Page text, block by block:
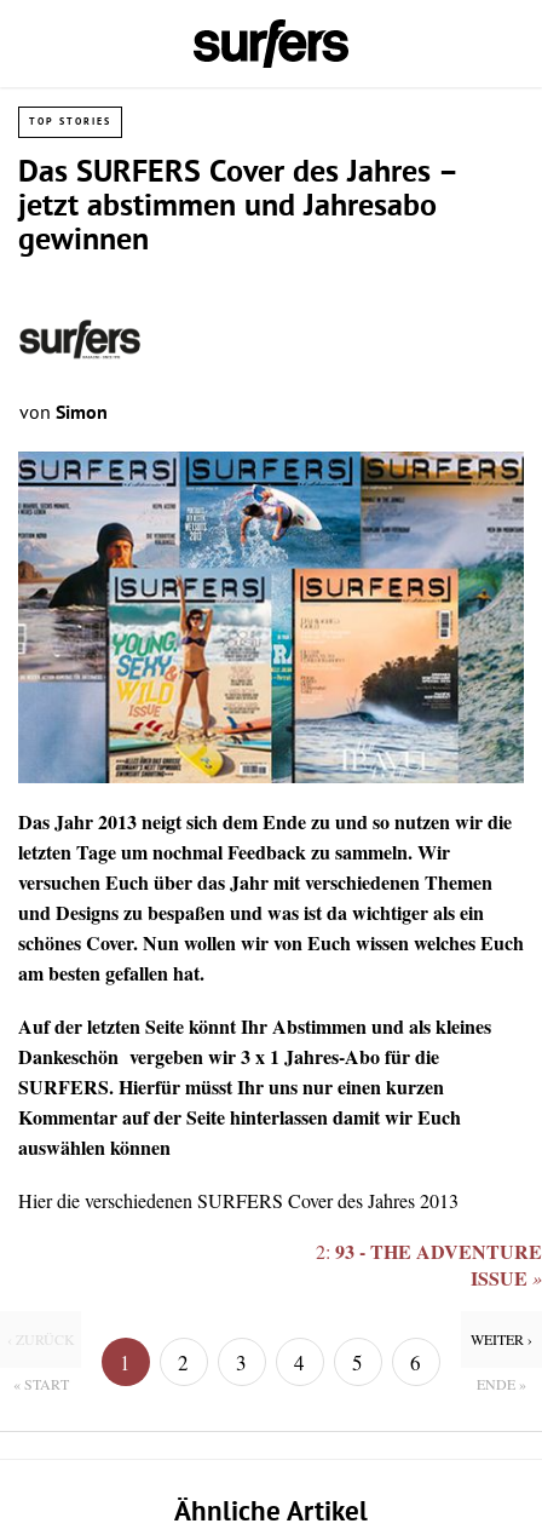
TOP STORIES
Das SURFERS Cover des Jahres –
jetzt abstimmen und Jahresabo
gewinnen
von Simon
Das Jahr 2013 neigt sich dem Ende zu und so nutzen wir die
letzten Tage um nochmal Feedback zu sammeln. Wir
versuchen Euch über das Jahr mit verschiedenen Themen
und Designs zu bespaßen und was ist da wichtiger als ein
schönes Cover. Nun wollen wir von Euch wissen welches Euch
am besten gefallen hat.
Auf der letzten Seite könnt Ihr Abstimmen und als kleines
Dankeschön vergeben wir 3 x 1 Jahres-Abo für die
SURFERS. Hierfür müsst Ihr uns nur einen kurzen
Kommentar auf der Seite hinterlassen damit wir Euch
auswählen können
Hier die verschiedenen SURFERS Cover des Jahres 2013
2: 93 - THE ADVENTURE
ISSUE »
‹ ZURÜCK
« START
1 2 3 4 5 6
WEITER ›
ENDE »
Ähnliche Artikel